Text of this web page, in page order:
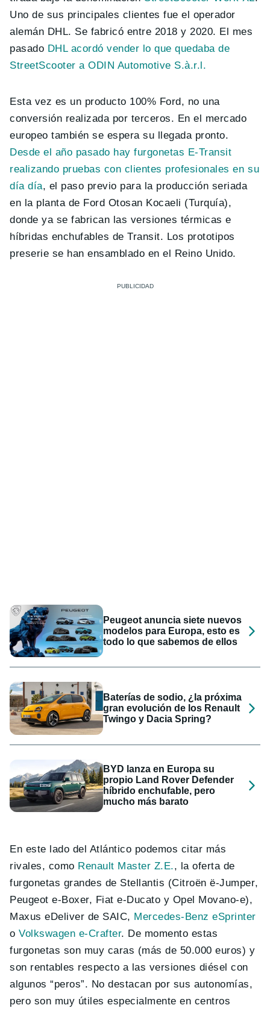
Uno de sus principales clientes fue el operador
alemán DHL. Se fabricó entre 2018 y 2020. El mes
pasado DHL acordó vender lo que quedaba de
StreetScooter a ODIN Automotive S.à.r.l.
Esta vez es un producto 100% Ford, no una
conversión realizada por terceros. En el mercado
europeo también se espera su llegada pronto.
Desde el año pasado hay furgonetas E-Transit
realizando pruebas con clientes profesionales en su
día día, el paso previo para la producción seriada
en la planta de Ford Otosan Kocaeli (Turquía),
donde ya se fabrican las versiones térmicas e
híbridas enchufables de Transit. Los prototipos
preserie se han ensamblado en el Reino Unido.
Peugeot anuncia siete nuevos
modelos para Europa, esto es
todo lo que sabemos de ellos
Baterías de sodio, ¿la próxima
gran evolución de los Renault
Twingo y Dacia Spring?
BYD lanza en Europa su
propio Land Rover Defender
híbrido enchufable, pero
mucho más barato
En este lado del Atlántico podemos citar más
rivales, como Renault Master Z.E., la oferta de
furgonetas grandes de Stellantis (Citroën ë-Jumper,
Peugeot e-Boxer, Fiat e-Ducato y Opel Movano-e),
Maxus eDeliver de SAIC, Mercedes-Benz eSprinter
oVolkswagen e-Crafter. De momento estas
furgonetas son muy caras (más de 50.000 euros) y
son rentables respecto a las versiones diésel con
algunos “peros”. No destacan por sus autonomías,
pero son muy útiles especialmente en centros